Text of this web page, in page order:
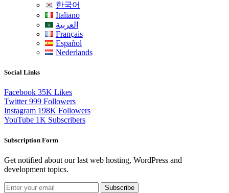
한국어
Italiano
العربية
Français
Español
Nederlands
Social Links
Facebook 35K Likes
Twitter 999 Followers
Instagram 198K Followers
YouTube 1K Subscribers
Subscription Form
Get notified about our last web hosting, WordPress and
development topics.
Subscribe